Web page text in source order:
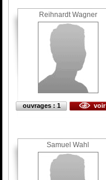
Reihnardt Wagner
ouvrages : 1 voir
Samuel Wahl